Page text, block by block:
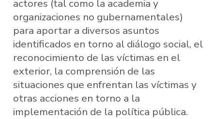
actores (tal como la academia y
organizaciones no gubernamentales)
para aportar a diversos asuntos
identificados en torno al diálogo social, el
reconocimiento de las víctimas en el
exterior, la comprensión de las
situaciones que enfrentan las víctimas y
otras acciones en torno a la
implementación de la política pública.